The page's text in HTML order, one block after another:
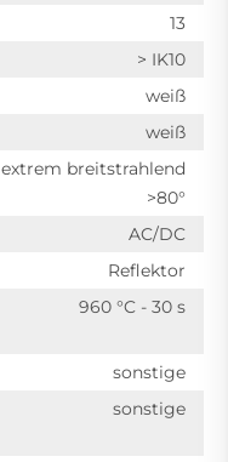
13
> IK10
weiß
weiß
extrem breitstrahlend
>80°
AC/DC
Reflektor
960 °C - 30 s
sonstige
sonstige